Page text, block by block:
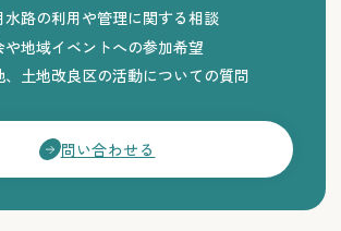
水路の利用や管理に関する相談
や地域イベントへの参加希望
、土地改良区の活動についての質問
問い合わせる